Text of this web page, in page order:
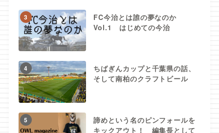
3
FC今治とは誰の夢なのか
Vol.1 はじめての今治
4
ちばぎんカップと千葉県の話、
そして南柏のクラフトビール
5
諦めという名のピンフォールを
キックアウト！ 編集長として